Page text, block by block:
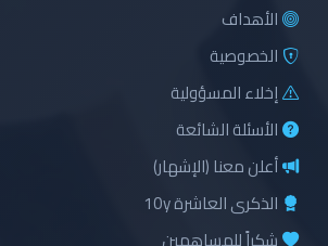
الأهداف
الخصوصية
إخلاء المسؤولية
الأسئلة الشائعة
أعلن معنا (الإشهار)
الذكرى العاشرة 10y